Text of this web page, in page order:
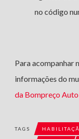
no código
Para acompanhar
informações do
da Bompreço Auto
TAGS